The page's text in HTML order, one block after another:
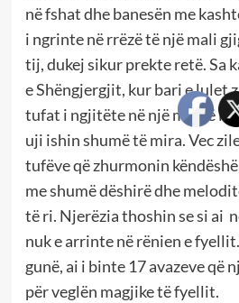
në fshat dhe banesën me
i ngrinte në rrëzë të një mali
tij, dukej sikur prekte retë. Sa
e Shëngjergjit, kur bari e lulet
tufat i ngjitëte në një mal të
uji ishin shumë të mira. Vec
tufëve që zhurmonin
me shumë dëshirë dhe
të ri. Njerëzia thoshin se si ai
nuk e arrinte në rënien e
gunë, ai i binte 17 avazeve që
për veglën magjike të fyellit.